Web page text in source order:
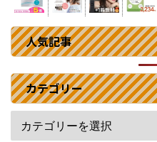
人気記事
カテゴリー